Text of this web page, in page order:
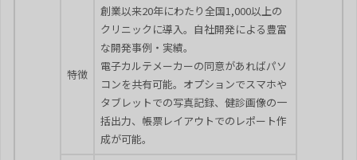
特徴
創業以来20年にわたり全国1,000以上の
クリニックに導入。自社開発による豊富
な開発事例・実績。
電子カルテメーカーの同意があればパソ
コンを共有可能。オプションでスマホや
タブレットでの写真記録、健診画像の一
括出力、帳票レイアウトでのレポート作
成が可能。